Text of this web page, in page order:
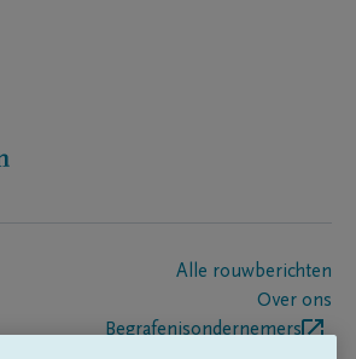
Alle rouwberichten
Over ons
Begrafenisondernemers